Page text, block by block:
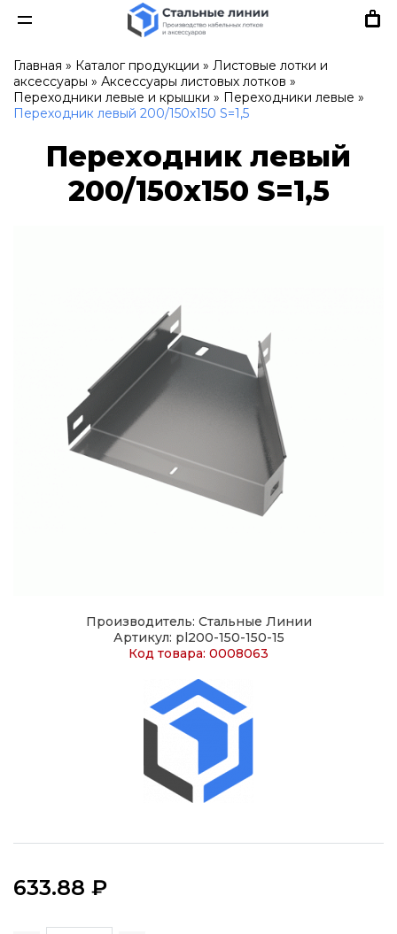
Главная » Каталог продукции » Листовые лотки и
аксессуары » Аксессуары листовых лотков »
Переходники левые и крышки » Переходники левые »
Переходник левый 200/150х150 S=1,5
Переходник левый
200/150х150 S=1,5
Производитель: Стальные Линии
Артикул: pl200-150-150-15
Код товара: 0008063
633.88 ₽